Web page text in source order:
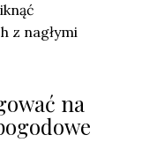
z nagłymi
na